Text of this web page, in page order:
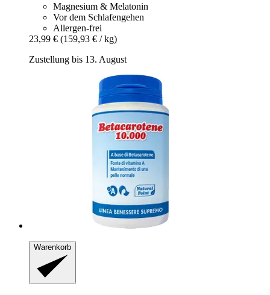
Magnesium & Melatonin
Vor dem Schlafengehen
Allergen-frei
23,99 € (159,93 € / kg)
Zustellung bis 13. August
Warenkorb